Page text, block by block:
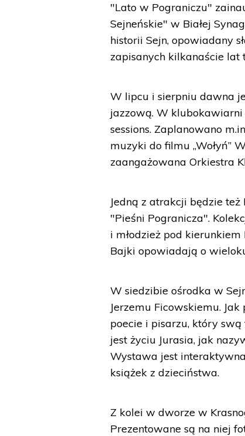
"Lato w Pograniczu"
Sejneńskie" w Białej
historii Sejn, opowiadany
zapisanych kilkanaście lat
W lipcu i sierpniu dawna
jazzową. W
sessions. Zaplanowano
muzyki do filmu „Wołyń”
zaangażowana Orkiestra
Jedną z atrakcji będzie
"Pieśni Pogranicza".
i młodzież pod kierunkiem
Bajki opowiadają o
W siedzibie ośrodka w
Jerzemu Ficowskiemu.
poecie i pisarzu, który
jest życiu Jurasia, jak
Wystawa jest
książek z dzieciństwa.
Z kolei w dworze w
Prezentowane są na niej